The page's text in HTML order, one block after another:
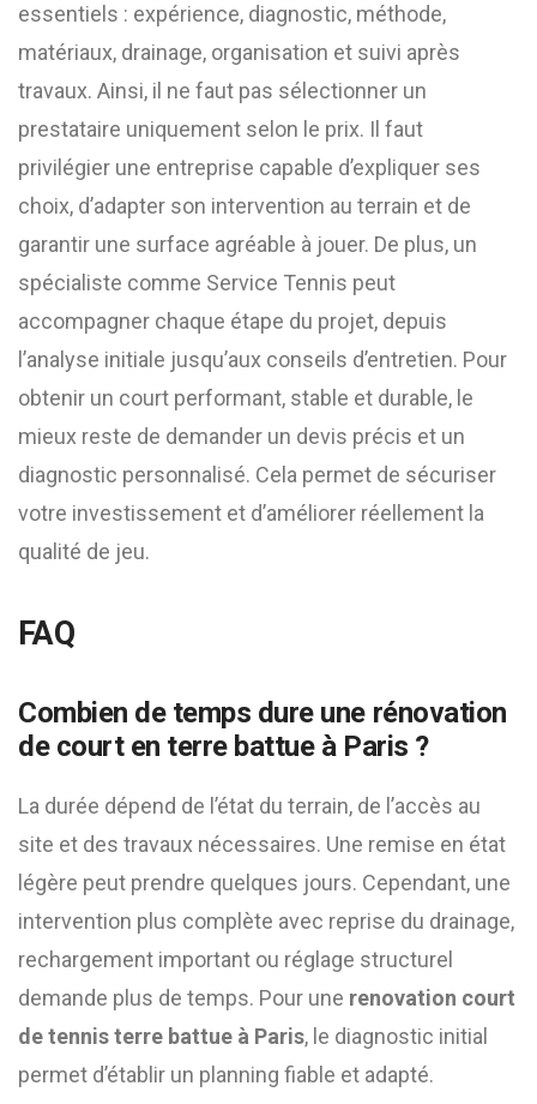
essentiels : expérience, diagnostic, méthode,
matériaux, drainage, organisation et suivi après
travaux. Ainsi, il ne faut pas sélectionner un
prestataire uniquement selon le prix. Il faut
privilégier une entreprise capable d’expliquer ses
choix, d’adapter son intervention au terrain et de
garantir une surface agréable à jouer. De plus, un
spécialiste comme Service Tennis peut
accompagner chaque étape du projet, depuis
l’analyse initiale jusqu’aux conseils d’entretien. Pour
obtenir un court performant, stable et durable, le
mieux reste de demander un devis précis et un
diagnostic personnalisé. Cela permet de sécuriser
votre investissement et d’améliorer réellement la
qualité de jeu.
FAQ
Combien de temps dure une rénovation
de court en terre battue à Paris ?
La durée dépend de l’état du terrain, de l’accès au
site et des travaux nécessaires. Une remise en état
légère peut prendre quelques jours. Cependant, une
intervention plus complète avec reprise du drainage,
rechargement important ou réglage structurel
demande plus de temps. Pour une renovation court
de tennis terre battue à Paris, le diagnostic initial
permet d’établir un planning fiable et adapté.